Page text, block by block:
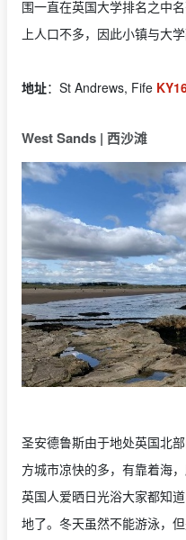
围一直在英国大学排名之中
上人口不多，因此小镇与大
地址：St Andrews, Fife
West Sands | 西沙滩
圣安德鲁斯由于地处英国北
方城市凉快的多，有靠着海
英国人爱晒日光浴大家都知
地了。冬天虽然不能游泳，